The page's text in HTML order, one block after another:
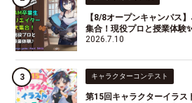
【8/8オープンキャンパス
集合！現役プロと授業体験
2026.7.10
キャラクターコンテスト
第15回キャラクターイラス